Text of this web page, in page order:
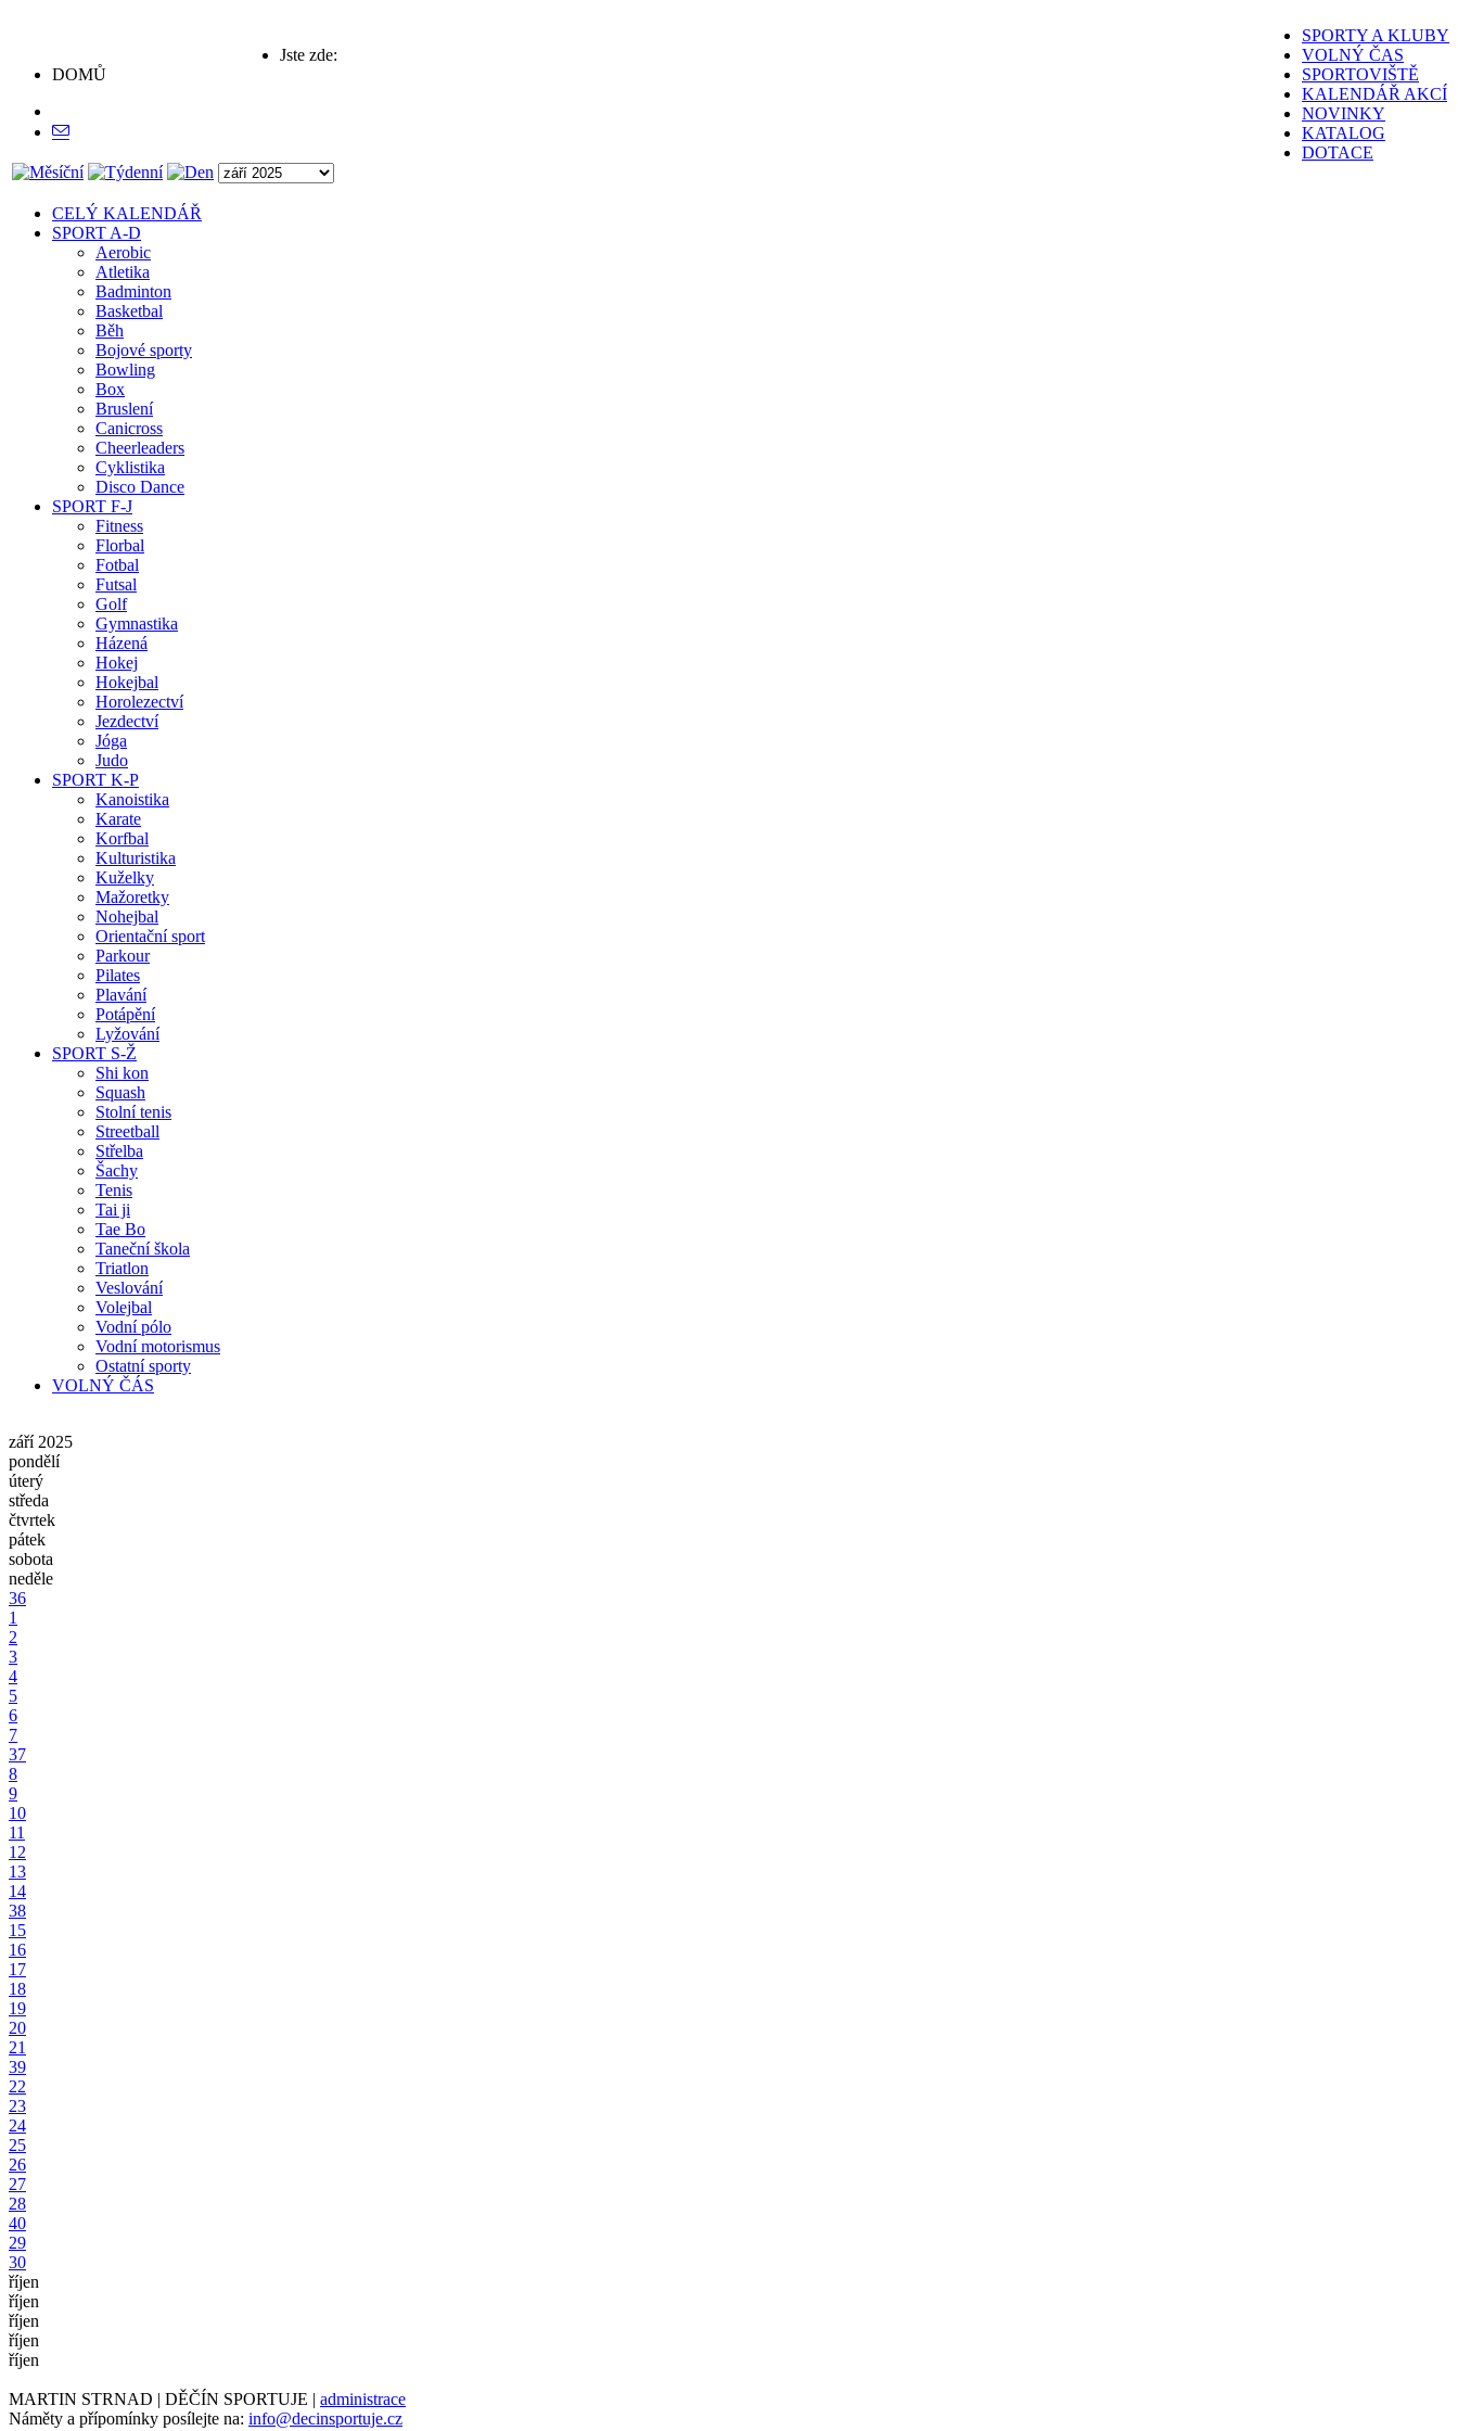
SPORTY A KLUBY
VOLNÝ ČAS
SPORTOVIŠTĚ
KALENDÁŘ AKCÍ
NOVINKY
KATALOG
DOTACE
Jste zde:
DOMŮ
CELÝ KALENDÁŘ
SPORT A-D
Aerobic
Atletika
Badminton
Basketbal
Běh
Bojové sporty
Bowling
Box
Bruslení
Canicross
Cheerleaders
Cyklistika
Disco Dance
SPORT F-J
Fitness
Florbal
Fotbal
Futsal
Golf
Gymnastika
Házená
Hokej
Hokejbal
Horolezectví
Jezdectví
Jóga
Judo
SPORT K-P
Kanoistika
Karate
Korfbal
Kulturistika
Kuželky
Mažoretky
Nohejbal
Orientační sport
Parkour
Pilates
Plavání
Potápění
Lyžování
SPORT S-Ž
Shi kon
Squash
Stolní tenis
Streetball
Střelba
Šachy
Tenis
Tai ji
Tae Bo
Taneční škola
Triatlon
Veslování
Volejbal
Vodní pólo
Vodní motorismus
Ostatní sporty
VOLNÝ ČÁS
září 2025
pondělí
úterý
středa
čtvrtek
pátek
sobota
neděle
36
1
2
3
4
5
6
7
37
8
9
10
11
12
13
14
38
15
16
17
18
19
20
21
39
22
23
24
25
26
27
28
40
29
30
říjen
říjen
říjen
říjen
říjen
MARTIN STRNAD | DĚČÍN SPORTUJE | administrace
Náměty a přípomínky posílejte na: info@decinsportuje.cz